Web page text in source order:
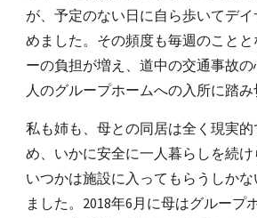
が、予定のない日に自ら歩いてデ
めました。その頻度も毎週のこと
ーの負担が増え、道中の交通事故
人のグループホームへの入所に踏み
私も姉も、母との同居は全く現実
め、いかに安全に一人暮らしを続
いつかは施設に入ってもらうしか
ました。2018年6月に母はグループ